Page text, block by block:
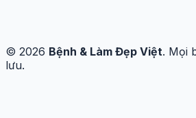
© 2026 Bệnh & Làm Đẹp Việt. Mọi
lưu.